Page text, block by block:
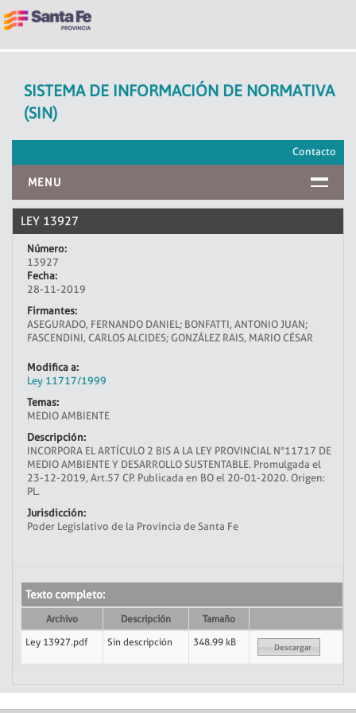
SISTEMA DE INFORMACIÓN DE NORMATIVA
(SIN)
Contacto
MENU
INICIO
LEY 13927
Número:
13927
Fecha:
28-11-2019
Firmantes:
ASEGURADO, FERNANDO DANIEL; BONFATTI, ANTONIO JUAN;
FASCENDINI, CARLOS ALCIDES; GONZÁLEZ RAIS, MARIO CÉSAR
Modifica a:
Ley 11717/1999
Temas:
MEDIO AMBIENTE
Descripción:
INCORPORA EL ARTÍCULO 2 BIS A LA LEY PROVINCIAL N°11717 DE
MEDIO AMBIENTE Y DESARROLLO SUSTENTABLE. Promulgada el
23-12-2019, Art.57 CP. Publicada en BO el 20-01-2020. Origen:
PL.
Jurisdicción:
Poder Legislativo de la Provincia de Santa Fe
Texto completo:
Archivo Descripción
Tamaño
Ley 13927.pdf
Sin descripción 348.99 kB Descargar